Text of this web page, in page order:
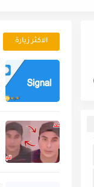
الاكثر زيارة